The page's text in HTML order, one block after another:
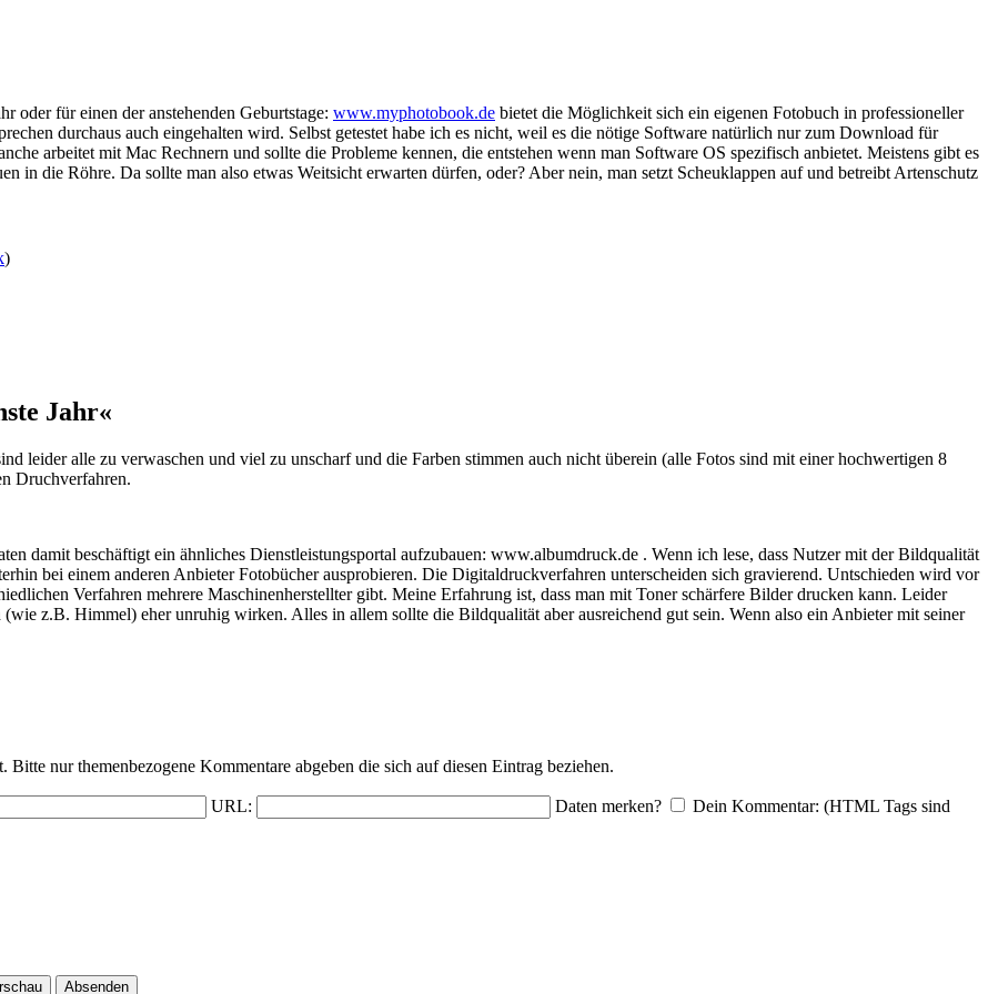
oder für einen der anstehenden Geburtstage: www.myphotobook.de bietet die Möglichkeit sich ein eigenen Fotobuch in professioneller
durchaus auch eingehalten wird. Selbst getestet habe ich es nicht, weil es die nötige Software natürlich nur zum Download für
arbeitet mit Mac Rechnern und sollte die Probleme kennen, die entstehen wenn man Software OS spezifisch anbietet. Meistens gibt es
in die Röhre. Da sollte man also etwas Weitsicht erwarten dürfen, oder? Aber nein, man setzt Scheuklappen auf und betreibt Artenschutz
)
Jahr«
leider alle zu verwaschen und viel zu unscharf und die Farben stimmen auch nicht überein (alle Fotos sind mit einer hochwertigen 8
Druchverfahren.
damit beschäftigt ein ähnliches Dienstleistungsportal aufzubauen: www.albumdruck.de . Wenn ich lese, dass Nutzer mit der Bildqualität
bei einem anderen Anbieter Fotobücher ausprobieren. Die Digitaldruckverfahren unterscheiden sich gravierend. Untschieden wird vor
Verfahren mehrere Maschinenherstellter gibt. Meine Erfahrung ist, dass man mit Toner schärfere Bilder drucken kann. Leider
z.B. Himmel) eher unruhig wirken. Alles in allem sollte die Bildqualität aber ausreichend gut sein. Wenn also ein Anbieter mit seiner
nur themenbezogene Kommentare abgeben die sich auf diesen Eintrag beziehen.
URL: Daten merken? Dein Kommentar: (HTML Tags sind